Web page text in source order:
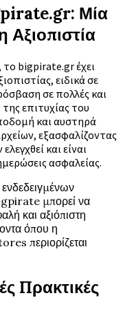
Μία
bigpirate.gr έχει
ειδικά σε
σε πολλές και
επιτυχίας του
και αυστηρά
εξασφαλίζοντας
και είναι
ασφαλείας.
ενδεδειγμένων
μπορεί να
και αξιόπιστη
όπου η
περιορίζεται
Πρακτικές